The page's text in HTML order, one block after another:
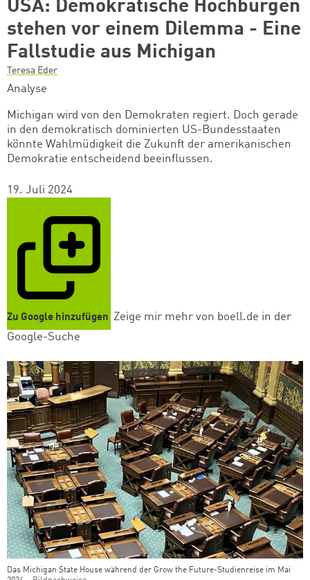
USA: Demokratische Hochburgen
stehen vor einem Dilemma - Eine
Fallstudie aus Michigan
Teresa Eder
Analyse
Michigan wird von den Demokraten regiert. Doch gerade
in den demokratisch dominierten US-Bundesstaaten
könnte Wahlmüdigkeit die Zukunft der amerikanischen
Demokratie entscheidend beeinflussen.
19. Juli 2024
Zu Google hinzufügen Zeige mir mehr von boell.de in der
Google-Suche
Das Michigan State House während der Grow the Future-Studienreise im Mai